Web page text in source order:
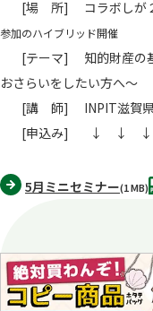
[場 所] コラボしが
参加のハイブリッド開催
[テーマ] 知的財産の基
おさらいをしたい方へ～
[講 師] INPIT滋賀県
[申込み] ↓ ↓ ↓
5月ミニセミナー(1 MB)